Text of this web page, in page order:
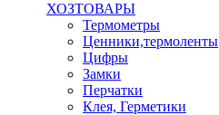
ХОЗТОВАРЫ
Термометры
Ценники,термоленты
Цифры
Замки
Перчатки
Клея, Герметики